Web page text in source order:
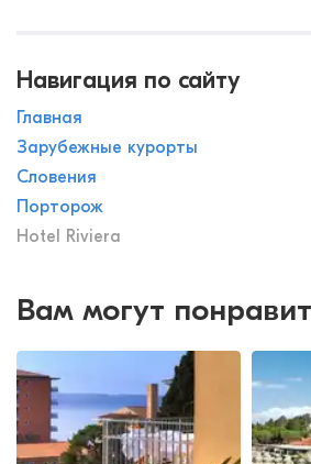
Навигация по сайту
Главная
Зарубежные курорты
Словения
Порторож
Hotel Riviera
Вам могут